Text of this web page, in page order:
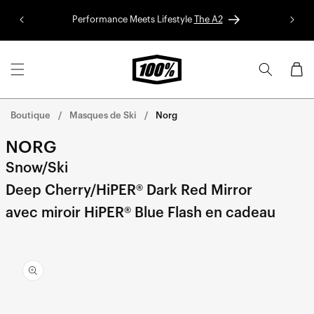
contenu
Performance Meets Lifestyle The A2
Panier
Boutique Masques de Ski Norg
NORG
Snow/Ski
Deep Cherry/HiPER® Dark Red Mirror
avec miroir HiPER® Blue Flash en cadeau
informations
sur le